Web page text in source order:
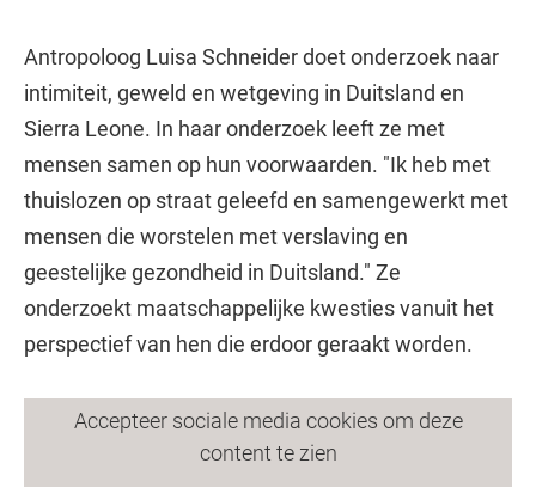
Antropoloog Luisa Schneider doet onderzoek naar
intimiteit, geweld en wetgeving in Duitsland en
Sierra Leone. In haar onderzoek leeft ze met
mensen samen op hun voorwaarden. "Ik heb met
thuislozen op straat geleefd en samengewerkt met
mensen die worstelen met verslaving en
geestelijke gezondheid in Duitsland." Ze
onderzoekt maatschappelijke kwesties vanuit het
perspectief van hen die erdoor geraakt worden.
Accepteer sociale media cookies om deze
content te zien